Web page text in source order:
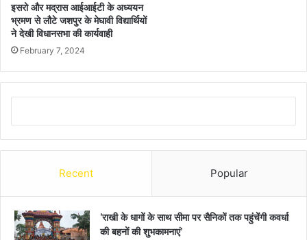
इसरो और मद्रास आईआईटी के अध्ययन
भ्रमण से लौटे जशपुर के मेघावी विद्यार्थियों
ने देखी विधानसभा की कार्यवाही
February 7, 2024
Recent Popular
’राखी के धागों के साथ सीमा पर सैनिकों तक पहुंचेंगी कवर्धा
की बहनों की शुभकामनाएं’